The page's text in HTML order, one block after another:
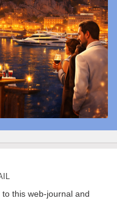
this web-journal and